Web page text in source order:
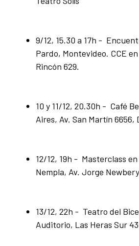
9/12, 15.30 a 17h -
Pardo, Montevideo. CCE
Rincón 629.
10 y 11/12, 20.30h - Café
Aires, Av. San Martín 6656,
12/12, 19h - Masterclass
Nempla, Av. Jorge
13/12, 22h - Teatro del
Auditorio, Las Heras Sur